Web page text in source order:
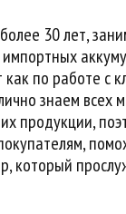
30 лет,
по работе с
знаем всех
продукции,
который